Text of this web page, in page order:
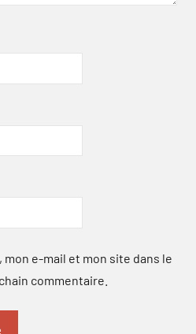
e-mail et mon site dans le
commentaire.